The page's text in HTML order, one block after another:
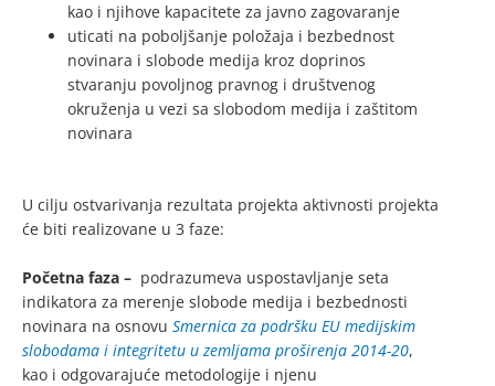
kao i njihove kapacitete za javno zagovaranje
uticati na poboljšanje položaja i bezbednost
novinara i slobode medija kroz doprinos
stvaranju povoljnog pravnog i društvenog
okruženja u vezi sa slobodom medija i zaštitom
novinara
U cilju ostvarivanja rezultata projekta aktivnosti projekta
će biti realizovane u 3 faze:
Početna faza – podrazumeva uspostavljanje seta
indikatora za merenje slobode medija i bezbednosti
novinara na osnovu Smernica za podršku EU medijskim
slobodama i integritetu u zemljama proširenja 2014-20,
kao i odgovarajuće metodologije i njenu